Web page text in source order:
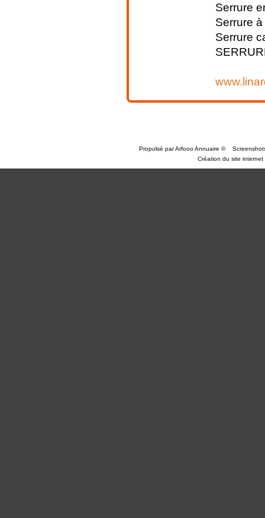
Serrure
Serrure
Serrure
Propulsé parArfooo Annuaire ©
Création du site internet